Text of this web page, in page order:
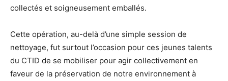
collectés et soigneusement emballés.
Cette opération, au-delà d’une simple session de
nettoyage, fut surtout l’occasion pour ces jeunes talents
du CTID de se mobiliser pour agir collectivement en
faveur de la préservation de notre environnement à